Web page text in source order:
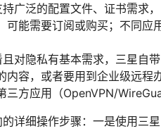
广泛的配置文件、证书需求
能需要订阅或购买；不同应
对隐私有基本需求，三星自
内容，或者要用到企业级远程
方应用（OpenVPN/
详细操作步骤：一是使用三